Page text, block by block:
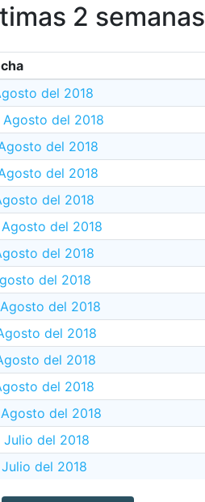
2 semanas
del 2018
del 2018
del 2018
del 2018
del 2018
del 2018
del 2018
del 2018
del 2018
del 2018
del 2018
del 2018
del 2018
del 2018
del 2018